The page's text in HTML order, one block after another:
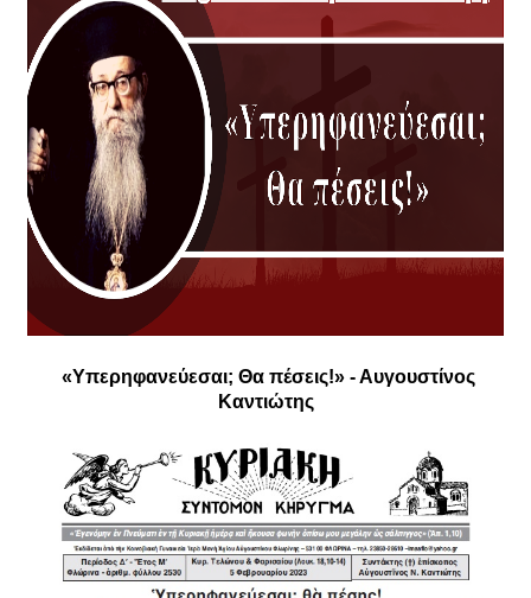
«Υπερηφανεύεσαι; Θα πέσεις!» - Αυγουστίνος
Καντιώτης